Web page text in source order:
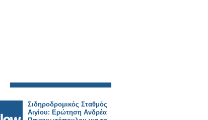
Σιδηροδρομικός Σταθμός
Αιγίου: Ερώτηση Ανδρέα